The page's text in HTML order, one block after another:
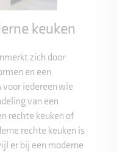
keuken
zich door
en een
iedereen wie
van een
rechte keuken of
rechte keuken is
er bij een moderne